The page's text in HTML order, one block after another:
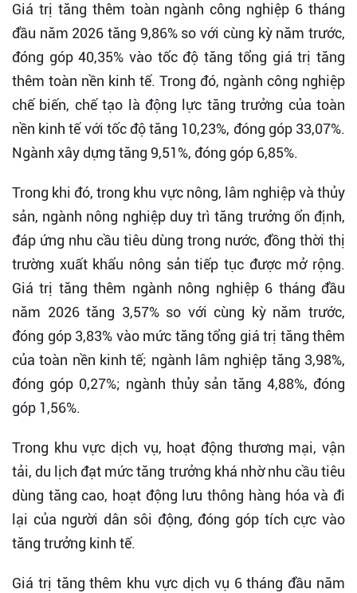
Giá trị tăng thêm toàn ngành công nghiệp 6 tháng
đầu năm 2026 tăng 9,86% so với cùng kỳ năm trước,
đóng góp 40,35% vào tốc độ tăng tổng giá trị tăng
thêm toàn nền kinh tế. Trong đó, ngành công nghiệp
chế biến, chế tạo là động lực tăng trưởng của toàn
nền kinh tế với tốc độ tăng 10,23%, đóng góp 33,07%.
Ngành xây dựng tăng 9,51%, đóng góp 6,85%.
Trong khi đó, trong khu vực nông, lâm nghiệp và thủy
sản, ngành nông nghiệp duy trì tăng trưởng ổn định,
đáp ứng nhu cầu tiêu dùng trong nước, đồng thời thị
trường xuất khẩu nông sản tiếp tục được mở rộng.
Giá trị tăng thêm ngành nông nghiệp 6 tháng đầu
năm 2026 tăng 3,57% so với cùng kỳ năm trước,
đóng góp 3,83% vào mức tăng tổng giá trị tăng thêm
của toàn nền kinh tế; ngành lâm nghiệp tăng 3,98%,
đóng góp 0,27%; ngành thủy sản tăng 4,88%, đóng
góp 1,56%.
Trong khu vực dịch vụ, hoạt động thương mại, vận
tải, du lịch đạt mức tăng trưởng khá nhờ nhu cầu tiêu
dùng tăng cao, hoạt động lưu thông hàng hóa và đi
lại của người dân sôi động, đóng góp tích cực vào
tăng trưởng kinh tế.
Giá trị tăng thêm khu vực dịch vụ 6 tháng đầu năm